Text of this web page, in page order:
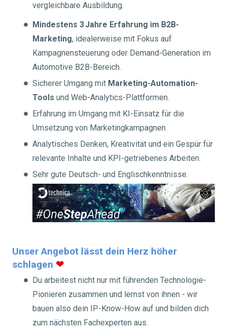
vergleichbare Ausbildung.
Mindestens 3 Jahre Erfahrung im B2B-
Marketing, idealerweise mit Fokus auf
Kampagnensteuerung oder Demand-Generation im
Automotive B2B-Bereich.
Sicherer Umgang mit Marketing-Automation-
Tools und Web-Analytics-Plattformen.
Erfahrung im Umgang mit KI-Einsatz für die
Umsetzung von Marketingkampagnen
Analytisches Denken, Kreativität und ein Gespür für
relevante Inhalte und KPI-getriebenes Arbeiten.
Sehr gute Deutsch- und Englischkenntnisse.
Unser Angebot lässt dein Herz höher
schlagen ❤
Du arbeitest nicht nur mit führenden Technologie-
Pionieren zusammen und lernst von ihnen - wir
bauen also dein IP-Know-How auf und bilden dich
zum nächsten Fachexperten aus.